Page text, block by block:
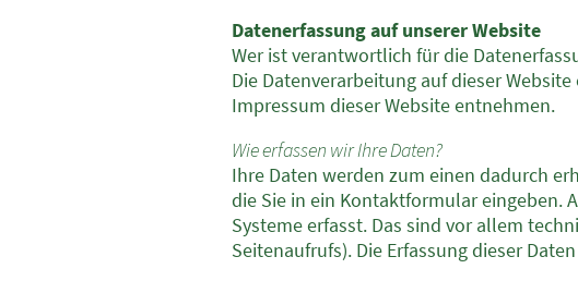
Datenerfassung auf unserer Website
Wer ist verantwortlich für die
Die Datenverarbeitung auf dieser
Impressum dieser Website entnehmen.
Wie erfassen wir Ihre Daten?
Ihre Daten werden zum einen dadurch
die Sie in ein Kontaktformular eingeben.
Systeme erfasst. Das sind vor allem
Seitenaufrufs). Die Erfassung dieser